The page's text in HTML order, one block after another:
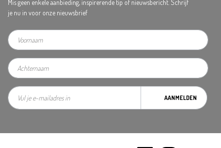
Mis geen enkele aanbieding, inspirerende tip of nieuwsbericht. Schrijf
je nu in voor onze nieuwsbrief
AANMELDEN